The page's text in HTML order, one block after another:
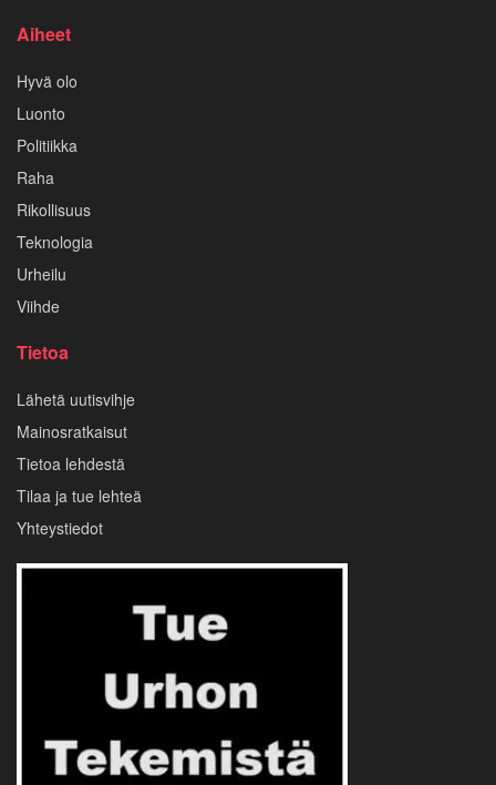
Aiheet
Hyvä olo
Luonto
Politiikka
Raha
Rikollisuus
Teknologia
Urheilu
Viihde
Tietoa
Lähetä uutisvihje
Mainosratkaisut
Tietoa lehdestä
Tilaa ja tue lehteä
Yhteystiedot